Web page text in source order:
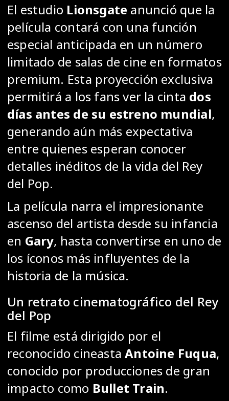
El estudio Lionsgate anunció que la
película contará con una función
especial anticipada en un número
limitado de salas de cine en formatos
premium. Esta proyección exclusiva
permitirá a los fans ver la cinta dos
días antes de su estreno mundial,
generando aún más expectativa
entre quienes esperan conocer
detalles inéditos de la vida del Rey
del Pop.
La película narra el impresionante
ascenso del artista desde su infancia
en Gary, hasta convertirse en uno de
los íconos más influyentes de la
historia de la música.
Un retrato cinematográfico del Rey
del Pop
El filme está dirigido por el
reconocido cineastaAntoine Fuqua,
conocido por producciones de gran
impacto como Bullet Train.